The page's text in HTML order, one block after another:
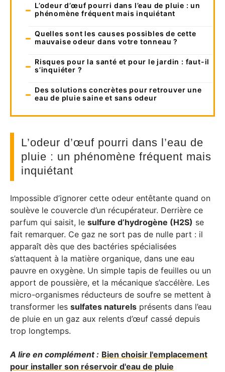
L’odeur d’œuf pourri dans l’eau de pluie : un
phénomène fréquent mais inquiétant
Quelles sont les causes possibles de cette
mauvaise odeur dans votre tonneau ?
Risques pour la santé et pour le jardin : faut-il
s’inquiéter ?
Des solutions concrètes pour retrouver une
eau de pluie saine et sans odeur
L’odeur d’œuf pourri dans l’eau de
pluie : un phénomène fréquent mais
inquiétant
Impossible d’ignorer cette odeur entêtante quand on
soulève le couvercle d’un récupérateur. Derrière ce
parfum qui saisit, le sulfure d’hydrogène (H2S) se
fait remarquer. Ce gaz ne sort pas de nulle part : il
apparaît dès que des bactéries spécialisées
s’attaquent à la matière organique, dans une eau
pauvre en oxygène. Un simple tapis de feuilles ou un
apport de poussière, et la mécanique s’accélère. Les
micro-organismes réducteurs de soufre se mettent à
transformer les sulfates naturels présents dans l’eau
de pluie en un gaz aux relents d’œuf cassé depuis
trop longtemps.
A lire en complément : Bien choisir l'emplacement
pour installer son réservoir d'eau de pluie